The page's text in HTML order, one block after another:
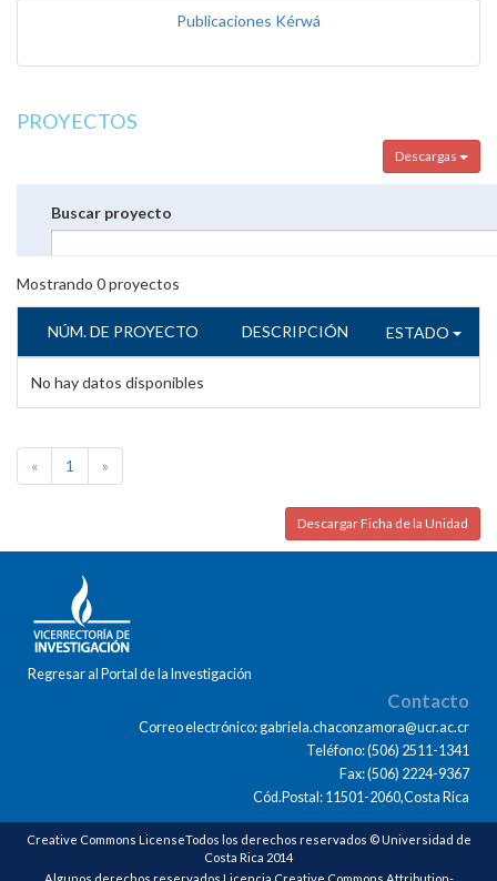
Publicaciones Kérwá
PROYECTOS
Descargas
Buscar proyecto
Mostrando 0proyectos
NÚM. DE PROYECTO DESCRIPCIÓN ESTADO
No hay datos disponibles
« 1 »
Descargar Ficha de la Unidad
Regresar al Portal de la Investigación
Contacto
Correo electrónico: gabriela.chaconzamora@ucr.ac.cr
Teléfono: (506) 2511-1341
Fax: (506) 2224-9367
Cód.Postal: 11501-2060,Costa Rica
Creative Commons LicenseTodos los derechos reservados © Universidad de
Costa Rica 2014